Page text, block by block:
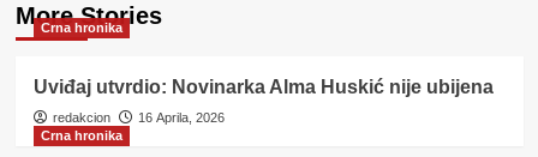
More Stories
Crna hronika
Uviđaj utvrdio: Novinarka Alma Huskić nije ubijena
redakcion
16 Aprila, 2026
Crna hronika